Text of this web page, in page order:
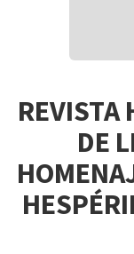
REVISTA
DE